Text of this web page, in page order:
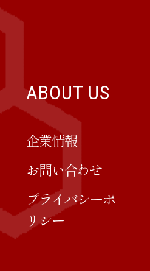
ABOUT US
企業情報
お問い合わせ
プライバシーポ
リシー